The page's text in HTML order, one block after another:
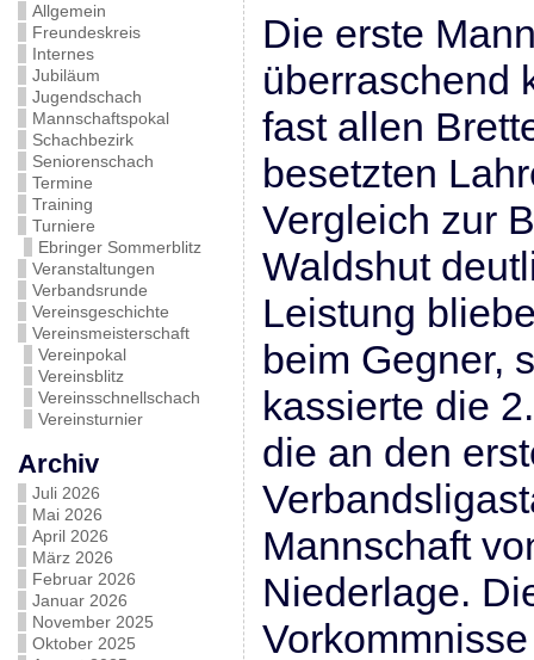
Allgemein
Freundeskreis
Internes
Jubiläum
Jugendschach
Mannschaftspokal
Schachbezirk
Seniorenschach
Termine
Training
Turniere
Ebringer Sommerblitz
Veranstaltungen
Verbandsrunde
Vereinsgeschichte
Vereinsmeisterschaft
Vereinpokal
Vereinsblitz
Vereinsschnellschach
Vereinsturnier
Archiv
Juli 2026
Mai 2026
April 2026
März 2026
Februar 2026
Januar 2026
November 2025
Oktober 2025
Die erste
überraschend
fast allen
besetzten
Vergleich zur
Waldshut
Leistung
beim Gegner,
kassierte die
die an den
Mannschaft
Niederlage.